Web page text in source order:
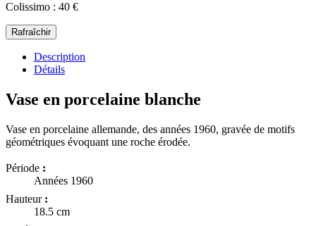
Colissimo : 40 €
Description
Détails
Vase en porcelaine blanche
Vase en porcelaine allemande, des années 1960, gravée de motifs
géométriques évoquant une roche érodée.
Période :
Années 1960
Hauteur :
18.5 cm